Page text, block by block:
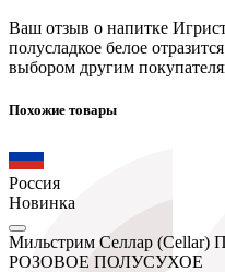
Ваш отзыв о напитке
полусладкое белое
выбором другим
Похожие товары
Россия
Новинка
Мильстрим Селлар (Cellar)
РОЗОВОЕ ПОЛУСУХОЕ